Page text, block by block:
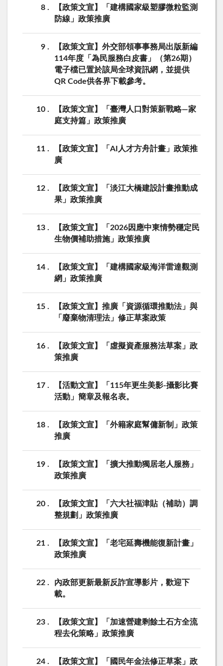
8
【政策文宣】「建構國家級塑膠微粒監測
防線」政策推廣
9
【政策文宣】外交部領事事務局出版新編
114年度「為民服務白皮書」（第26期）
電子檔已置於該局全球資訊網，並提供
QR Code供各界下載參考。
10
【政策文宣】「臺灣人口對策新戰略—家
庭支持篇」政策推廣
11
【政策文宣】「AI人才方舟計畫」政策推
廣
12
【政策文宣】「淡江大橋建設計畫推動成
果」政策推廣
13
【政策文宣】「2026因應中東情勢穩定民
生物價補助措施」政策推廣
14
【政策文宣】「建構國家級海洋雷達觀測
網」政策推廣
15
【政策文宣】推廣「資源循環推動法」與
「廢棄物清理法」修正草案政策
16
【政策文宣】「虛擬資產服務法草案」政
策推廣
17
【活動文宣】「115年更生美影-攝影比賽
活動」簡章及報名表。
18
【政策文宣】「外籍家庭幫傭新制」政策
推廣
19
【政策文宣】「擴大推動獨居老人服務」
政策推廣
20
【政策文宣】「六大社福津貼（補助）調
整規劃」政策推廣
21
【政策文宣】「老宅延壽機能復新計畫」
政策推廣
22
內政部更新最新反詐宣導影片，歡迎下
載。
23
【政策文宣】「加速營建剩餘土石方全流
程去化策略」政策推廣
24
【政策文宣】「國民年金法修正草案」政